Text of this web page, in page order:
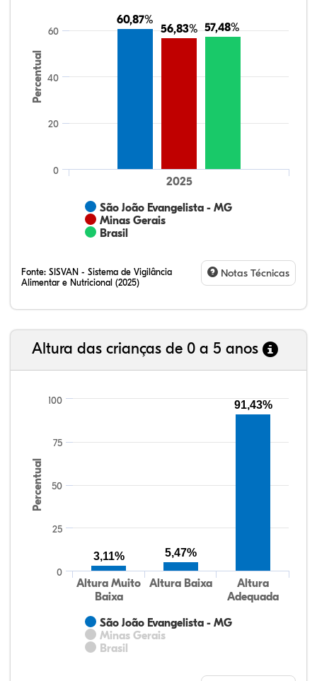
Percentual
60,87%
60,87%
56,83%
56,83% 57,48%
57,48%
São João Evangelista - MG
Minas Gerais
Brasil
2025
0
20
40
60
Fonte: SISVAN - Sistema de Vigilância
Alimentar e Nutricional (2025)
Notas Técnicas
Altura das crianças de 0 a 5 anos
Percentual
São João Evangelista - MG
Minas Gerais
Brasil
Altura Muito
Baixa
Altura Baixa
Altura
Adequada
0
25
50
75
100
3,11% 5,47%
91,43%